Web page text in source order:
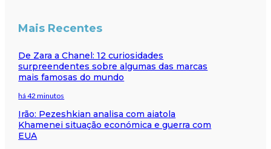
Mais Recentes
De Zara a Chanel: 12 curiosidades
surpreendentes sobre algumas das marcas
mais famosas do mundo
há 42 minutos
Irão: Pezeshkian analisa com aiatola
Khamenei situação económica e guerra com
EUA